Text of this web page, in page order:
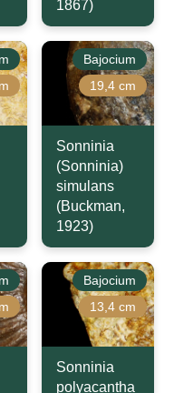
1867)
Bajocium
19,4 cm
Sonninia
(Sonninia)
simulans
(Buckman,
1923)
Bajocium
13,4 cm
Sonninia
polyacantha